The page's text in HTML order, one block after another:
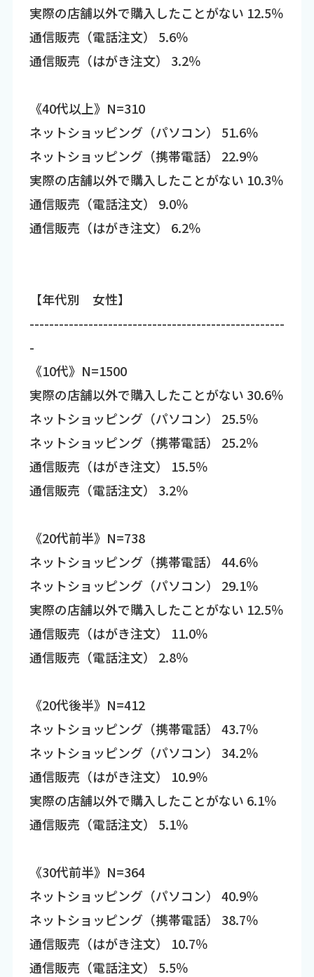
実際の店舗以外で購入したことがない 12.5％
通信販売（電話注文） 5.6％
通信販売（はがき注文） 3.2％
《40代以上》N=310
ネットショッピング（パソコン） 51.6％
ネットショッピング（携帯電話） 22.9％
実際の店舗以外で購入したことがない 10.3％
通信販売（電話注文） 9.0％
通信販売（はがき注文） 6.2％
【年代別 女性】
----------------------------------------------------
-
《10代》N=1500
実際の店舗以外で購入したことがない 30.6％
ネットショッピング（パソコン） 25.5％
ネットショッピング（携帯電話） 25.2％
通信販売（はがき注文） 15.5％
通信販売（電話注文） 3.2％
《20代前半》N=738
ネットショッピング（携帯電話） 44.6％
ネットショッピング（パソコン） 29.1％
実際の店舗以外で購入したことがない 12.5％
通信販売（はがき注文） 11.0％
通信販売（電話注文） 2.8％
《20代後半》N=412
ネットショッピング（携帯電話） 43.7％
ネットショッピング（パソコン） 34.2％
通信販売（はがき注文） 10.9％
実際の店舗以外で購入したことがない 6.1％
通信販売（電話注文） 5.1％
《30代前半》N=364
ネットショッピング（パソコン） 40.9％
ネットショッピング（携帯電話） 38.7％
通信販売（はがき注文） 10.7％
通信販売（電話注文） 5.5％